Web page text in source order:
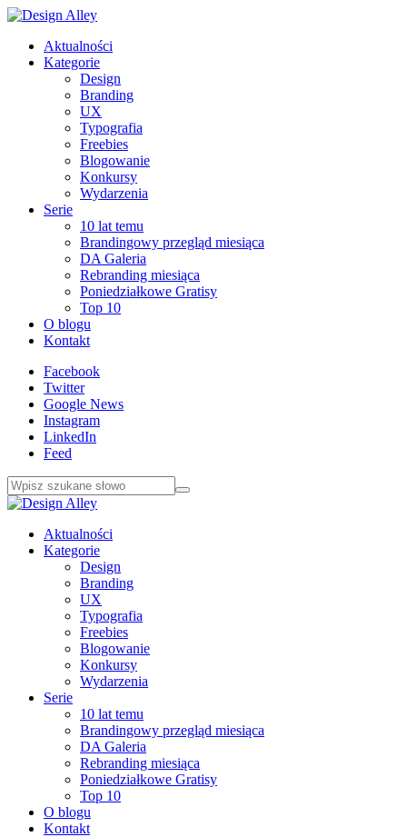
Aktualności
Kategorie
Design
Branding
UX
Typografia
Freebies
Blogowanie
Konkursy
Wydarzenia
Serie
10 lat temu
Brandingowy przegląd miesiąca
DA Galeria
Rebranding miesiąca
Poniedziałkowe Gratisy
Top 10
O blogu
Kontakt
Facebook
Twitter
Google News
Instagram
LinkedIn
Feed
Aktualności
Kategorie
Design
Branding
UX
Typografia
Freebies
Blogowanie
Konkursy
Wydarzenia
Serie
10 lat temu
Brandingowy przegląd miesiąca
DA Galeria
Rebranding miesiąca
Poniedziałkowe Gratisy
Top 10
O blogu
Kontakt